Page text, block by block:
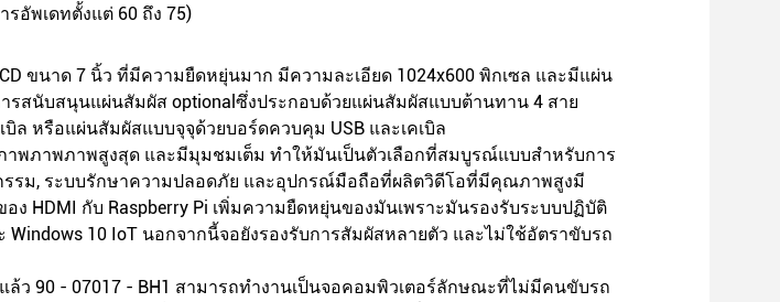
รอัพเดทตั้งแต่ 60 ถึง 75)
ขนาด 7 นิ้ว ที่มีความยืดหยุ่นมาก มีความละเอียด 1024x600 พิกเซล และมีแผ่น
สนับสนุนแผ่นสัมผัส optionalซึ่งประกอบด้วยแผ่นสัมผัสแบบต้านทาน 4 สาย
ล หรือแผ่นสัมผัสแบบจุจุด้วยบอร์ดควบคุม USB และเคเบิล
พภาพภาพสูงสุด และมีมุมชมเต็ม ทําให้มันเป็นตัวเลือกที่สมบูรณ์แบบสําหรับการ
รม, ระบบรักษาความปลอดภัย และอุปกรณ์มือถือที่ผลิตวิดีโอที่มีคุณภาพสูงมี
ง HDMI กับ Raspberry Pi เพิ่มความยืดหยุ่นของมันเพราะมันรองรับระบบปฏิบัติ
Windows 10 IoT นอกจากนี้จอยังรองรับการสัมผัสหลายตัว และไม่ใช้อัตราขับรถ
ล้ว 90 - 07017 - BH1 สามารถทํางานเป็นจอคอมพิวเตอร์ลักษณะที่ไม่มีคนขับรถ